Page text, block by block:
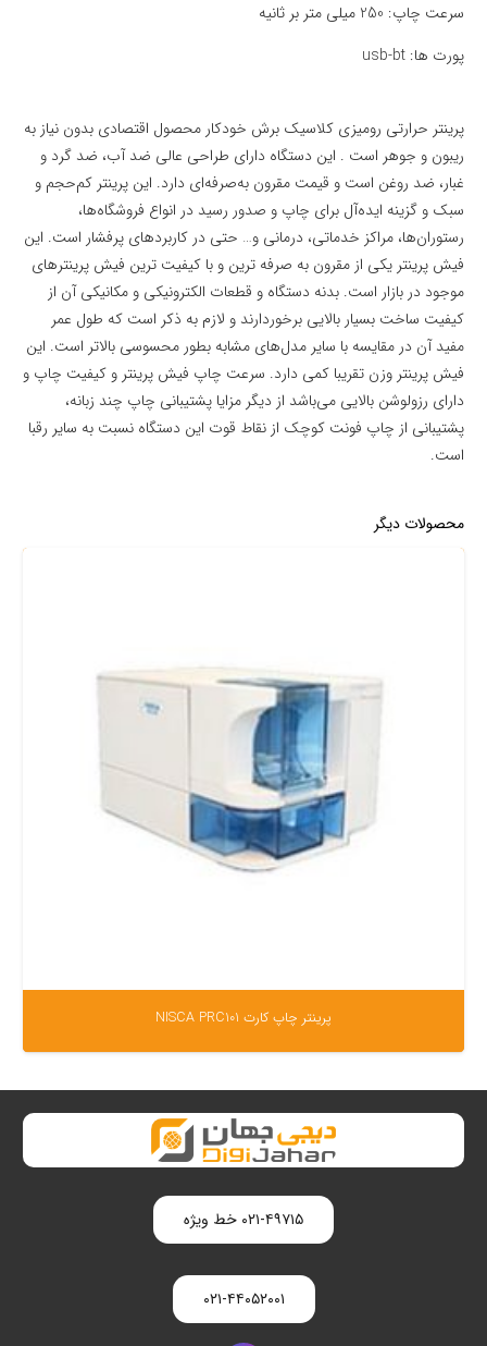
سرعت چاپ: 250 میلی متر بر ثانیه
پورت ها: usb-bt
پرینتر حرارتی رومیزی کلاسیک برش خودکار محصول اقتصادی بدون نیاز به
ریبون و جوهر است . این دستگاه دارای طراحی عالی ضد آب، ضد گرد و
غبار، ضد روغن است و قیمت مقرون به‌صرفه‌ای دارد. این پرینتر کم‌حجم و
سبک و گزینه ایده‌آل برای چاپ و صدور رسید در انواع فروشگاه‌ها،
رستوران‌ها، مراکز خدماتی، درمانی و… حتی در کاربردهای پرفشار است. این
فیش پرینتر یکی از مقرون به صرفه ترین و با کیفیت ترین فیش پرینترهای
موجود در بازار است. بدنه دستگاه و قطعات الکترونیکی و مکانیکی آن از
کیفیت ساخت بسیار بالایی برخوردارند و لازم به ذکر است که طول عمر
مفید آن در مقایسه با سایر مدل‌های مشابه بطور محسوسی بالاتر است. این
فیش پرینتر وزن تقریبا کمی دارد. سرعت چاپ فیش پرینتر و کیفیت چاپ و
دارای رزولوشن بالایی می‌باشد از دیگر مزایا پشتیبانی چاپ چند زبانه،
پشتیبانی از چاپ فونت کوچک از نقاط قوت این دستگاه نسبت به سایر رقبا
است.
محصولات دیگر
پرینتر چاپ کارت NISCA PRC101
۰۲۱-۴۹۷۱۵ خط ویژه
۰۲۱-۴۴۰۵۲۰۰۱